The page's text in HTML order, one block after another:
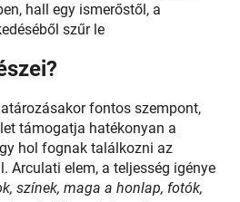
hall egy ismerőstől, a
szűr le
fontos szempont,
támogatja hatékonyan a
hol fognak találkozni az
Arculati elem, a teljesség igénye
színek, maga a honlap, fotók,